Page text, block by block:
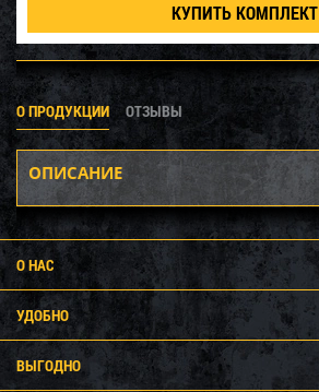
КУПИТЬ КОМПЛЕКТ
О ПРОДУКЦИИ ОТЗЫВЫ
ОПИСАНИЕ
О НАС
УДОБНО
ВЫГОДНО